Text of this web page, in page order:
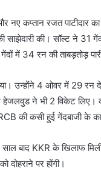
नए कप्तान रजत पाटीदार
की। सॉल्ट ने 31
में 34 रन की ताबड़तोड़
उन्होंने 4 ओवर में 29
ने भी 2 विकेट लिए।
की कसी हुई गेंदबाजी के
बाद KKR के खिलाफ
पर होंगी।